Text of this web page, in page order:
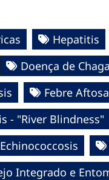
Hepatitis
Doença de
Febre Aftosa
- "River Blindness"
Integrado e